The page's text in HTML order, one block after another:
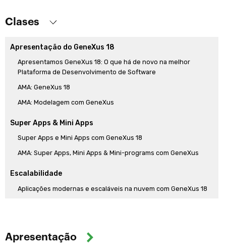
Clases
Apresentação do GeneXus 18
Apresentamos GeneXus 18: O que há de novo na melhor
Plataforma de Desenvolvimento de Software
AMA: GeneXus 18
AMA: Modelagem com GeneXus
Super Apps & Mini Apps
Super Apps e Mini Apps com GeneXus 18
AMA: Super Apps, Mini Apps & Mini-programs com GeneXus
Escalabilidade
Aplicações modernas e escaláveis na nuvem com GeneXus 18
Modelando Sistemas de Missão Crítica com GeneXus 18
Apresentação